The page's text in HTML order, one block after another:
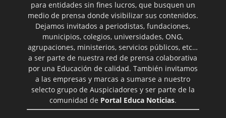
para entidades sin fines lucros, que busquen un
medio de prensa donde visibilizar sus contenidos.
Dejamos invitados a periodistas, fundaciones,
municipios, colegios, universidades, ONG,
agrupaciones, ministerios, servicios públicos, etc…
a ser parte de nuestra red de prensa colaborativa
por una Educación de calidad. También invitamos
a las empresas y marcas a sumarse a nuestro
selecto grupo de Auspiciadores y ser parte de la
comunidad de Portal Educa Noticias.